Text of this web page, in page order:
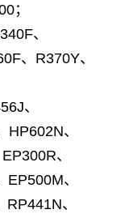
；
、
、R370Y、
、
、
、
、
、